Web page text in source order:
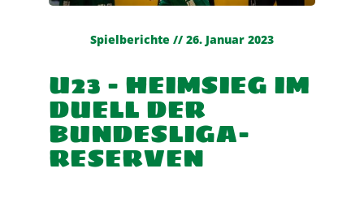
Spielberichte // 26. Januar 2023
U23 – HEIMSIEG IM
DUELL DER
BUNDESLIGA-
RESERVEN